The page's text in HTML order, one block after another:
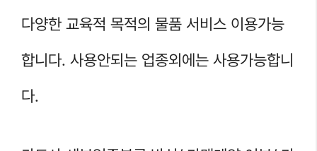
다양한 교육적 목적의 물품 서비스 이용가능
합니다. 사용안되는 업종외에는 사용가능합니
다.